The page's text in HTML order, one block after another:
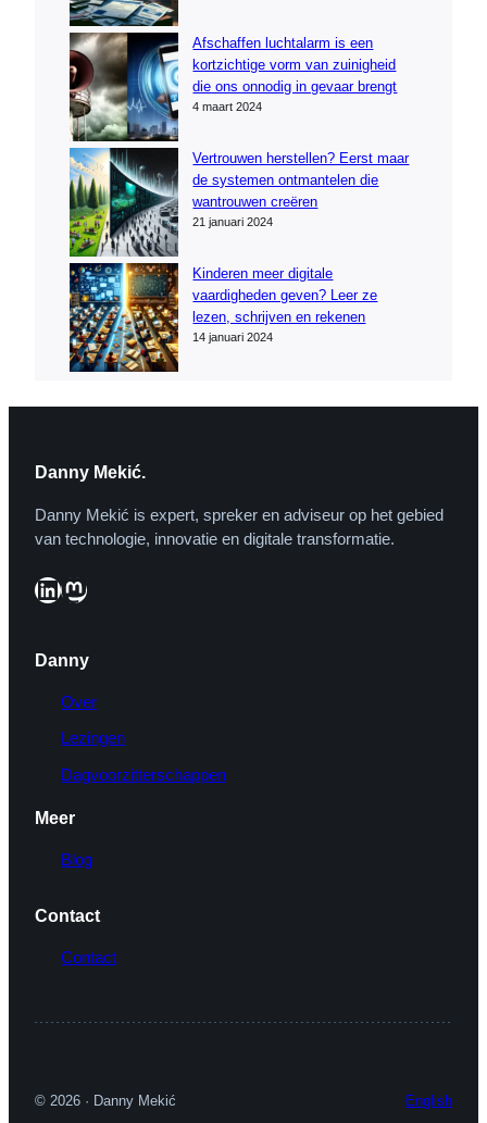
Afschaffen luchtalarm is een
kortzichtige vorm van zuinigheid
die ons onnodig in gevaar brengt
4 maart 2024
Vertrouwen herstellen? Eerst maar
de systemen ontmantelen die
wantrouwen creëren
21 januari 2024
Kinderen meer digitale
vaardigheden geven? Leer ze
lezen, schrijven en rekenen
14 januari 2024
Danny Mekić.
Danny Mekić is expert, spreker en adviseur op het gebied
van technologie, innovatie en digitale transformatie.
LinkedIn Mastodon
Danny
Over
Lezingen
Dagvoorzitterschappen
Meer
Blog
Contact
Contact
© 2026 · Danny Mekić English